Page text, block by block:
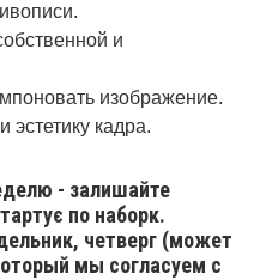
и
изображение.
эстетику кадра.
- залишайте
по наборк.
четверг (может
мы согласуем с